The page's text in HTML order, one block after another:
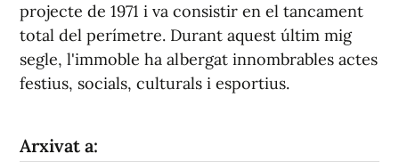
projecte de 1971 i va consistir en el tancament
total del perímetre. Durant aquest últim mig
segle, l'immoble ha albergat innombrables actes
festius, socials, culturals i esportius.
Arxivat a: